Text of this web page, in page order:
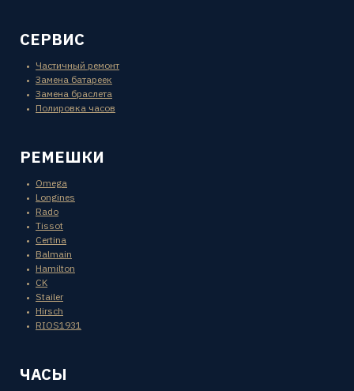
СЕРВИС
Частичный ремонт
Замена батареек
Замена браслета
Полировка часов
РЕМЕШКИ
Omega
Longines
Rado
Tissot
Certina
Balmain
Hamilton
CK
Stailer
Hirsch
RIOS1931
ЧАСЫ